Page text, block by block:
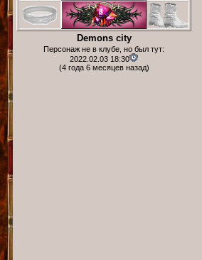
Demons city
Персонаж не в клубе, но был тут:
2022.02.03 18:30
(4 года 6 месяцев назад)